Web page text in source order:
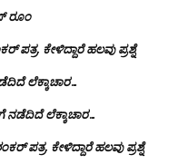
ರೂಂ
ಕೇಳಿದ್ದಾರೆ ಹಲವು ಪ್ರಶ್ನೆ
ಲೆಕ್ಕಾಚಾರ…
ನಡೆದಿದೆ ಲೆಕ್ಕಾಚಾರ…
ಪತ್ರ, ಕೇಳಿದ್ದಾರೆ ಹಲವು ಪ್ರಶ್ನೆ